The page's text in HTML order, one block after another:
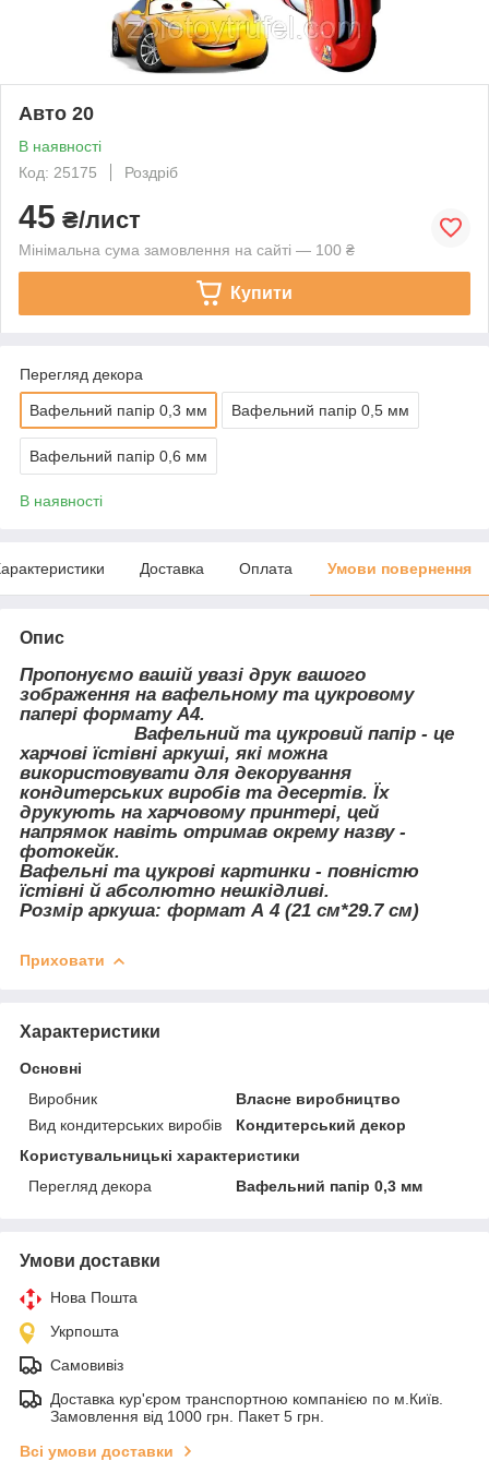
Авто 20
В наявності
Код: 25175
Роздріб
45 ₴/лист
Мінімальна сума замовлення на сайті — 100 ₴
Купити
Перегляд декора
Вафельний папір 0,3 мм Вафельний папір 0,5 мм
Вафельний папір 0,6 мм
В наявності
Доставка Оплата Умови повернення
Опис
Пропонуємо вашій увазі друк вашого
зображення на вафельному та цукровому
папері формату А4.
Вафельний та цукровий папір - це
харчові їстівні аркуші, які можна
використовувати для декорування
кондитерських виробів та десертів. Їх
друкують на харчовому принтері, цей
напрямок навіть отримав окрему назву -
фотокейк.
Вафельні та цукрові картинки - повністю
їстівні й абсолютно нешкідливі.
Розмір аркуша: формат А 4 (21 см*29.7 см)
Приховати
Характеристики
Основні
Виробник
Власне виробництво
Вид кондитерських виробів
Кондитерський декор
Користувальницькі характеристики
Перегляд декора
Вафельний папір 0,3 мм
Умови доставки
Нова Пошта
Укрпошта
Самовивіз
Доставка кур'єром транспортною компанією по м.Київ.
Замовлення від 1000 грн. Пакет 5 грн.
Всі умови доставки